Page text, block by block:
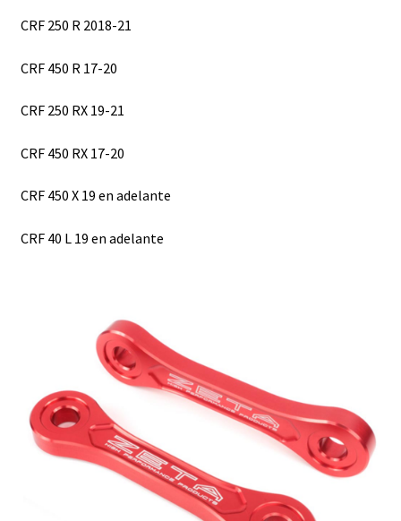
CRF 250 R 2018-21
CRF 450 R 17-20
CRF 250 RX 19-21
CRF 450 RX 17-20
CRF 450 X 19 en adelante
CRF 40 L 19 en adelante